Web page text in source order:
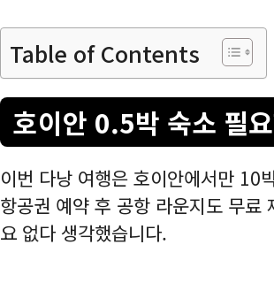
Table of Contents
호이안 0.5박 숙소 필
이번 다낭 여행은 호이안에서만 10
항공권 예약 후 공항 라운지도 무료
요 없다 생각했습니다.